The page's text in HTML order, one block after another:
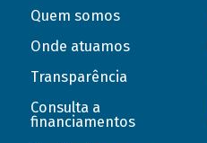
Quem somos
Onde atuamos
Transparência
Consulta a
financiamentos